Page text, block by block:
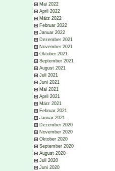
Mai 2022
April 2022
März 2022
Februar 2022
Januar 2022
Dezember 2021
November 2021
Oktober 2021
September 2021
August 2021
Juli 2021
Juni 2021
Mai 2021
April 2021
März 2021
Februar 2021
Januar 2021
Dezember 2020
November 2020
Oktober 2020
September 2020
August 2020
Juli 2020
Juni 2020